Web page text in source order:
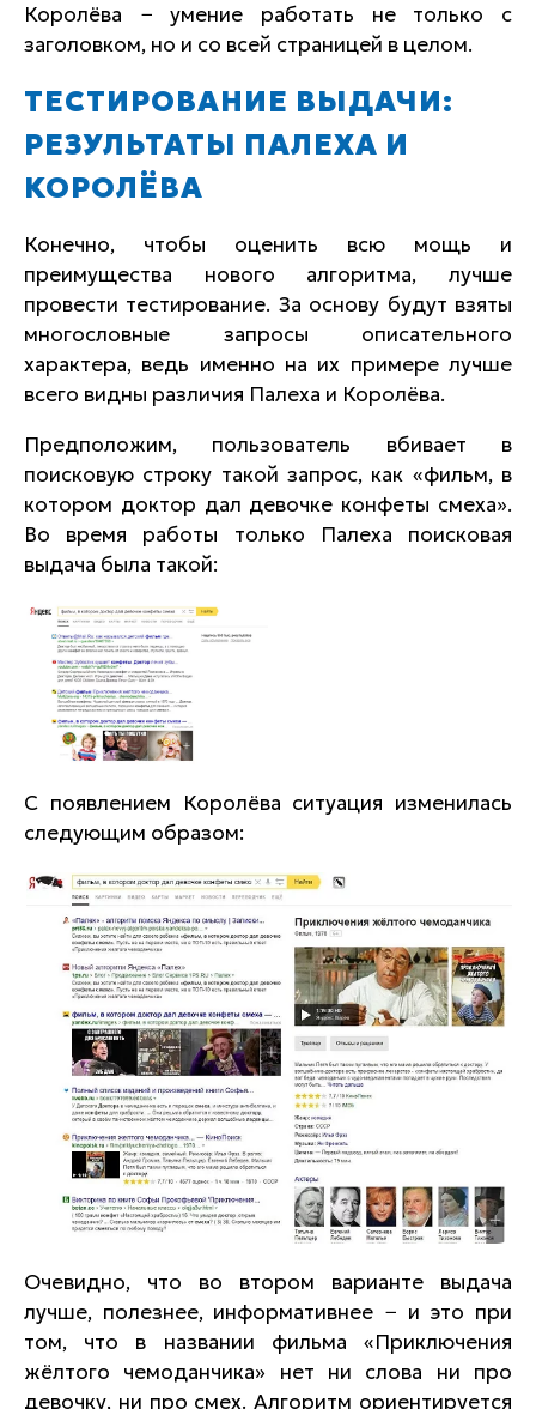
Королёва − умение работать не только с
заголовком, но и со всей страницей в целом.
ТЕСТИРОВАНИЕ ВЫДАЧИ:
РЕЗУЛЬТАТЫ ПАЛЕХА И
КОРОЛЁВА
Конечно, чтобы оценить всю мощь и
преимущества нового алгоритма, лучше
провести тестирование. За основу будут взяты
многословные запросы описательного
характера, ведь именно на их примере лучше
всего видны различия Палеха и Королёва.
Предположим, пользователь вбивает в
поисковую строку такой запрос, как «фильм, в
котором доктор дал девочке конфеты смеха».
Во время работы только Палеха поисковая
выдача была такой:
С появлением Королёва ситуация изменилась
следующим образом:
Очевидно, что во втором варианте выдача
лучше, полезнее, информативнее − и это при
том, что в названии фильма «Приключения
жёлтого чемоданчика» нет ни слова ни про
девочку, ни про смех. Алгоритм ориентируется